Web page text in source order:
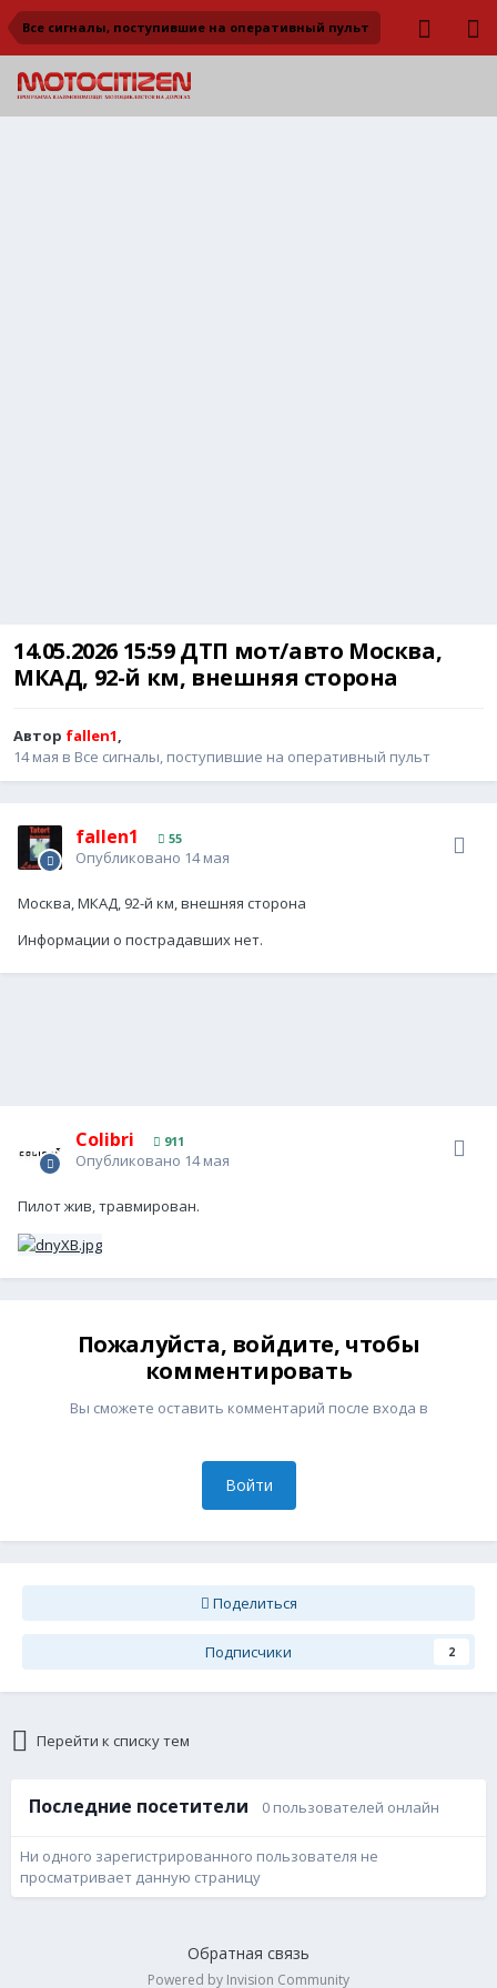
Все сигналы, поступившие на оперативный пульт
14.05.2026 15:59 ДТП мот/авто Москва,
МКАД, 92-й км, внешняя сторона
Автор fallen1,
14 мая в Все сигналы, поступившие на оперативный пульт
fallen1 55
Опубликовано 14 мая
Москва, МКАД, 92-й км, внешняя сторона
Информации о пострадавших нет.
Colibri 911
Опубликовано 14 мая
Пилот жив, травмирован.
Пожалуйста, войдите, чтобы
комментировать
Вы сможете оставить комментарий после входа в
Войти
Поделиться
Подписчики 2
Перейти к списку тем
Последние посетители 0 пользователей онлайн
Ни одного зарегистрированного пользователя не
просматривает данную страницу
Обратная связь
Powered by Invision Community